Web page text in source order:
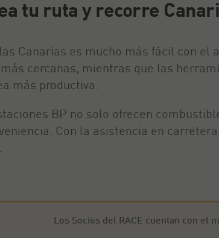
tu ruta y recorre
Canarias es mucho más fácil con
cercanas, mientras que las
más productiva.
BP no solo ofrecen
Con la asistencia en
Los Socios del RACE cuentan con el